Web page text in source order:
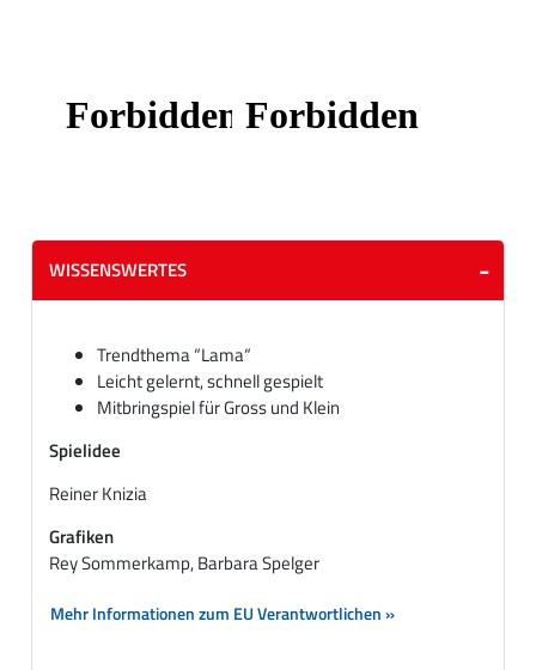
WISSENSWERTES
Trendthema “Lama“
Leicht gelernt, schnell gespielt
Mitbringspiel für Gross und Klein
Spielidee
Reiner Knizia
Grafiken
Rey Sommerkamp, Barbara Spelger
Mehr Informationen zum EU Verantwortlichen »